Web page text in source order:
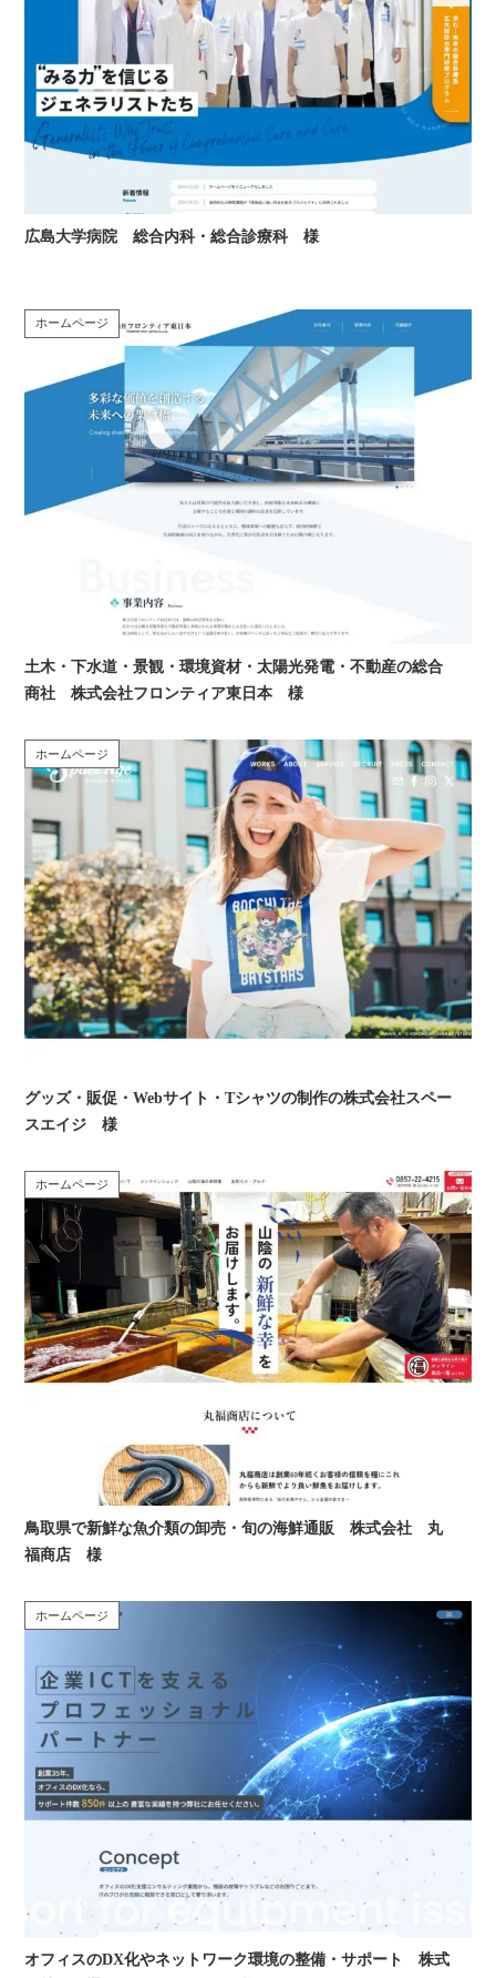
広島大学病院 総合内科・総合診療科 様
ホームページ
土木・下水道・景観・環境資材・太陽光発電・不動産の総合
商社 株式会社フロンティア東日本 様
ホームページ
グッズ・販促・Webサイト・Tシャツの制作の株式会社スペー
スエイジ 様
ホームページ
鳥取県で新鮮な魚介類の卸売・旬の海鮮通販 株式会社 丸
福商店 様
ホームページ
オフィスのDX化やネットワーク環境の整備・サポート 株式